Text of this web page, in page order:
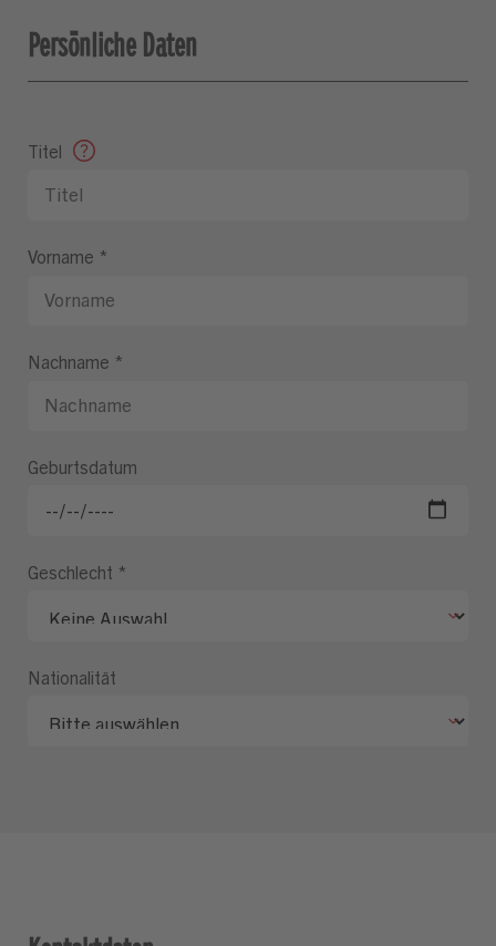
Persönliche Daten
Titel
Vorname *
Nachname *
Geburtsdatum
Geschlecht *
Nationalität